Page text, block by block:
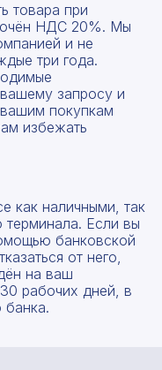
товара при
НДС 20%. Мы
и не
три года.
запросу и
покупкам
избежать
как наличными, так
терминала. Если вы
банковской
от него,
на ваш
рабочих дней, в
банка.